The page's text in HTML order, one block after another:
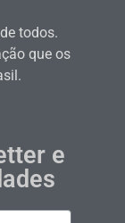
todos.
que os
e